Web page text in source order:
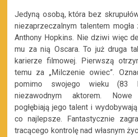
Jedyną osobą, która bez
niezaprzeczalnym talentem
Anthony Hopkins. Nie dziwi więc
mu za nią Oscara. To już druga
karierze filmowej. Pierwszą
temu za „Milczenie owiec”.
pomimo swojego wieku (83
niezawodnym aktorem.
pogłębiają jego talent i
co najlepsze. Fantastycznie
tracącego kontrolę nad własnym